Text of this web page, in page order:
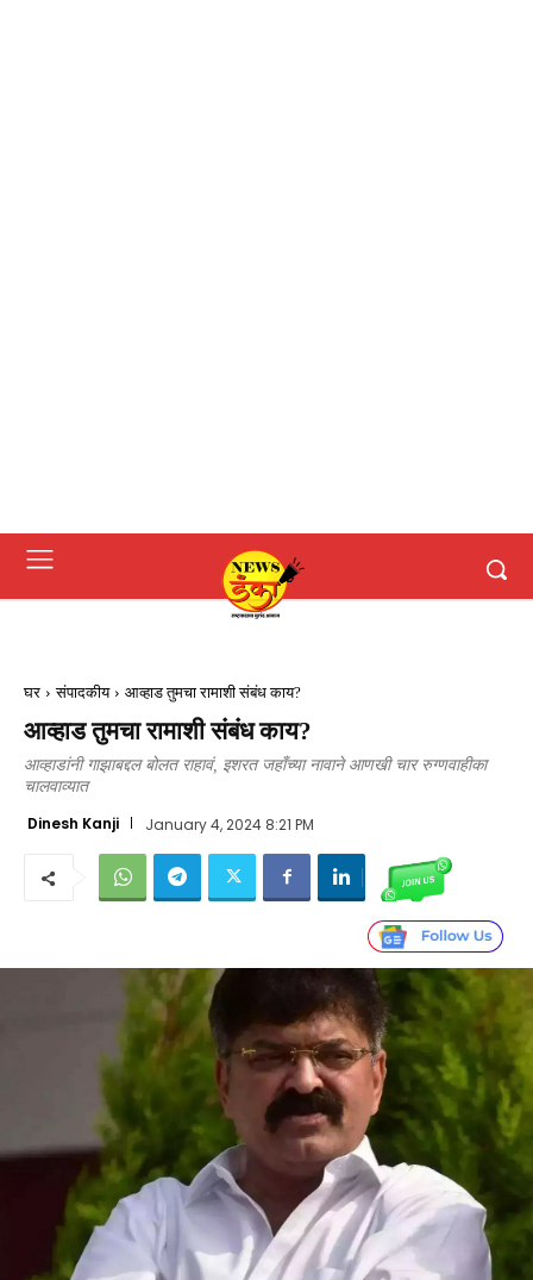
घर संपादकीय आव्हाड तुमचा रामाशी संबंध काय?
आव्हाड तुमचा रामाशी संबंध काय?
आव्हाडांनी गाझाबद्दल बोलत राहावं, इशरत जहाँच्या नावाने आणखी चार रुग्णवाहीका
चालवाव्यात
Dinesh Kanji January 4, 2024 8:21 PM